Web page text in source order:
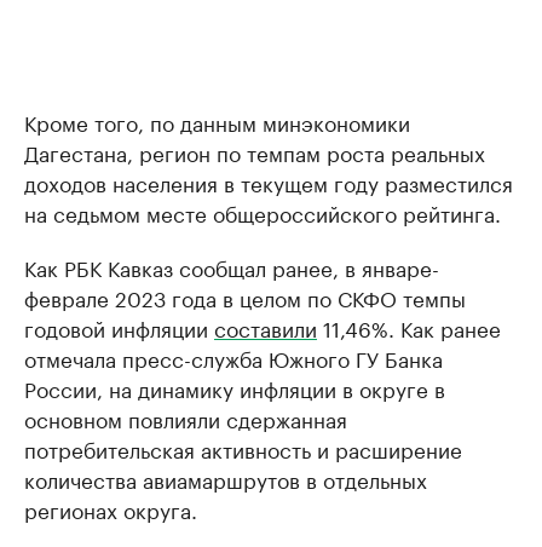
Кроме того, по данным минэкономики
Дагестана, регион по темпам роста реальных
доходов населения в текущем году разместился
на седьмом месте общероссийского рейтинга.
Как РБК Кавказ сообщал ранее, в январе-
феврале 2023 года в целом по СКФО темпы
годовой инфляции составили 11,46%. Как ранее
отмечала пресс-служба Южного ГУ Банка
России, на динамику инфляции в округе в
основном повлияли сдержанная
потребительская активность и расширение
количества авиамаршрутов в отдельных
регионах округа.